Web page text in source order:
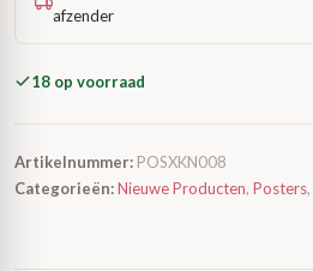
afzender
18 op voorraad
Artikelnummer: POSXKN008
Categorieën:Nieuwe Producten, Posters,